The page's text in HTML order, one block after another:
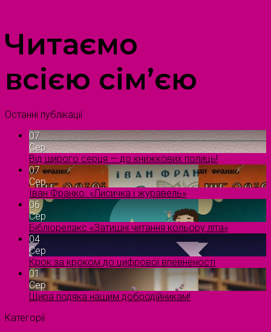
Читаємо
всією сім’єю
Останні публікації
07
Сер
Від щирого серця — до книжкових полиць!
07
Сер
Іван Франко. «Лисичка і журавель»
06
Сер
Бібліорелакс «Затишні читання кольору літа»
04
Сер
Крок за кроком до цифрової впевненості
01
Сер
Щира подяка нашим добродійникам!
Категорії